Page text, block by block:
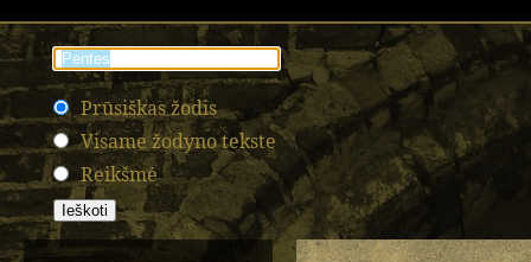
Prūsiškas žodis
Visame žodyno tekste
Reikšmė